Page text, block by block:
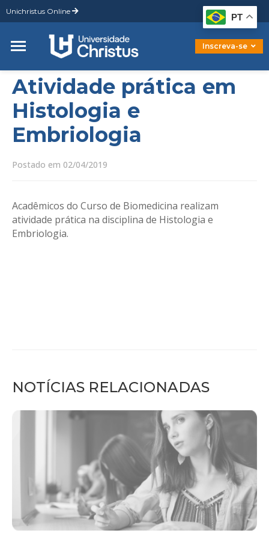
Unichristus Online
Inscreva-se
Graduação
Pós-Graduação
Mestrado
Doutorado
Atividade prática em
Histologia e
Embriologia
Postado em 02/04/2019
Acadêmicos do Curso de Biomedicina realizam
atividade prática na disciplina de Histologia e
Embriologia.
NOTÍCIAS RELACIONADAS
PT